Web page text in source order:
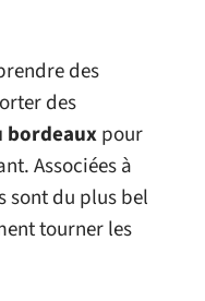
des
des
bordeauxpour
Associées à
sont du plus bel
tourner les